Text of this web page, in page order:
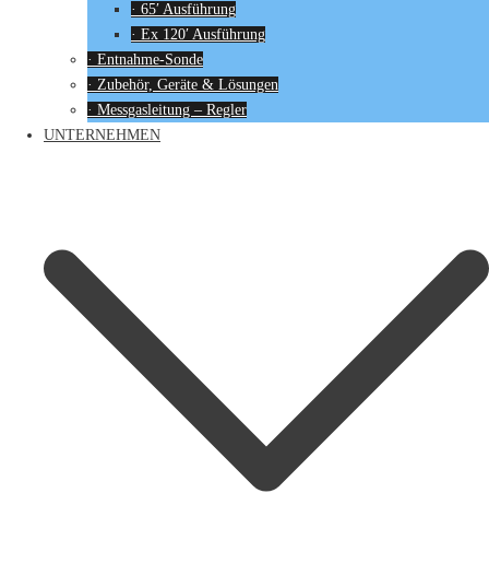
· 65′ Ausführung
· Ex 120′ Ausführung
· Entnahme-Sonde
· Zubehör, Geräte & Lösungen
· Messgasleitung – Regler
UNTERNEHMEN